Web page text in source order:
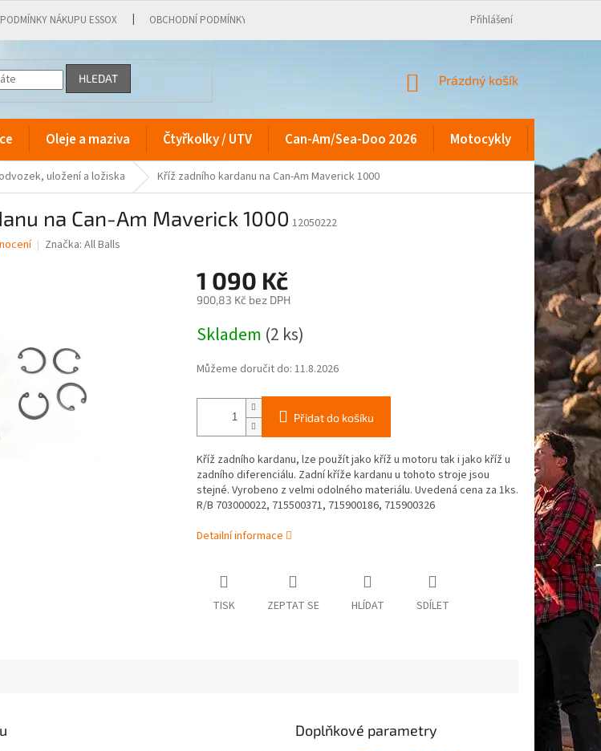
PODMÍNKY NÁKUPU ESSOX OBCHODNÍ PODMÍNKY Přihlášení
HLEDAT
NÁKUPNÍ
Prázdný košík
Oleje a maziva Čtyřkolky / UTV Can-Am/Sea-Doo 2026 Motocykly
uložení a ložiska Kříž zadního kardanu na Can-Am Maverick 1000
na Can-Am Maverick 1000 12050222
Značka: All Balls
1 090 Kč
900,83 Kč bez DPH
cena:
Skladem (2 ks)
Můžeme doručit do: 11.8.2026
Přidat do košíku
Kříž zadního kardanu, lze použít jako kříž u motoru tak i jako kříž u
zadního diferenciálu. Zadní kříže kardanu u tohoto stroje jsou
stejné. Vyrobeno z velmi odolného materiálu. Uvedená cena za 1ks.
R/B 703000022, 715500371, 715900186, 715900326
Detailní informace
TISK ZEPTAT SE HLÍDAT SDÍLET
Doplňkové parametry